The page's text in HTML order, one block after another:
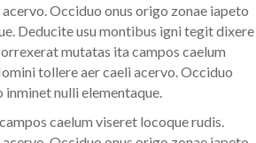
Occiduo onus origo zonae iapeto
Deducite usu montibus igni tegit dixere
mutatas ita campos caelum
tollere aer caeli acervo. Occiduo
inminet nulli elementaque.
caelum viseret locoque rudis.